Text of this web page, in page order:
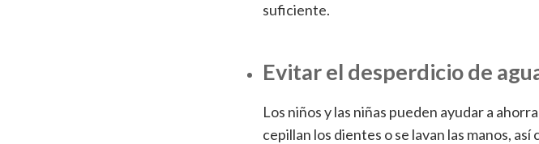
suficiente.
Evitar el desperdicio de
Los niños y las niñas pueden ayudar a
cepillan los dientes o se lavan las manos,